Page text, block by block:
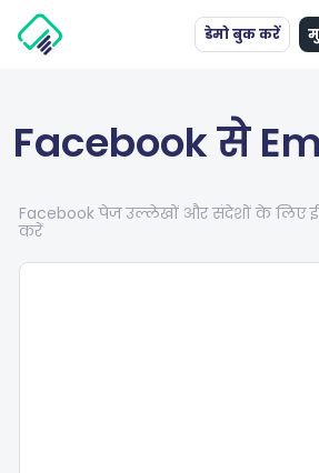
डेमो बुक करें
Facebook से
Facebook पेज उल्लेखों और संदेशों के लिए
करें